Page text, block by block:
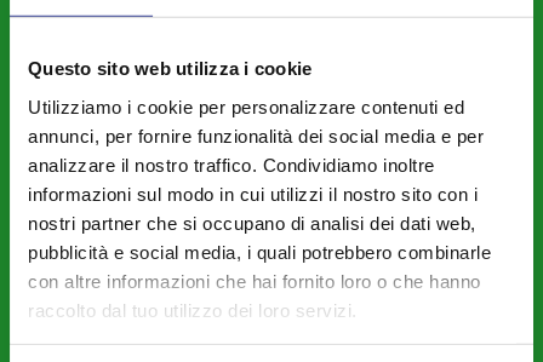
Questo sito web utilizza i cookie
Utilizziamo i cookie per personalizzare contenuti ed
annunci, per fornire funzionalità dei social media e per
analizzare il nostro traffico. Condividiamo inoltre
informazioni sul modo in cui utilizzi il nostro sito con i
nostri partner che si occupano di analisi dei dati web,
pubblicità e social media, i quali potrebbero combinarle
con altre informazioni che hai fornito loro o che hanno
raccolto dal tuo utilizzo dei loro servizi.
Welfare di Comunità - Pari Opportunità
Sicurezza - Protezione Civile - Polizia Locale
Istruzione - Educazione - Edilizia Scolastica
Servizi Pubblici Locali - Ambiente - Politiche Agricole - Green
Economy
Riforme Istituzionali - Riordino Territoriale - Autonomia
Differenziata
Legalità – Semplificazione – Amm. Digitale - Intelligenza Artificiale -